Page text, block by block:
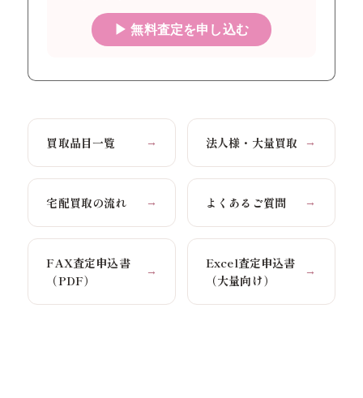
▶ 無料査定を申し込む
買取品目一覧 → 法人様・大量買取 →
宅配買取の流れ → よくあるご質問 →
FAX査定申込書
（PDF）
→
Excel査定申込書
（大量向け）
→